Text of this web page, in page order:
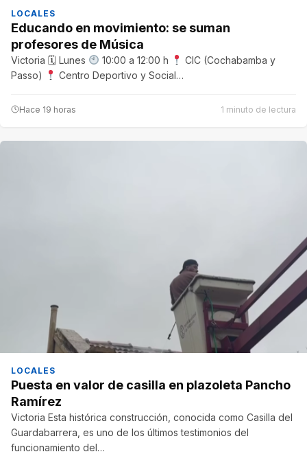
LOCALES
Educando en movimiento: se suman
profesores de Música
Victoria 🗓 Lunes 10:00 a 12:00 h
CIC (Cochabamba y
Passo)
Centro Deportivo y Social…
Hace 19 horas 1 minuto de lectura
LOCALES
Puesta en valor de casilla en plazoleta Pancho
Ramírez
Victoria Esta histórica construcción, conocida como Casilla del
Guardabarrera, es uno de los últimos testimonios del
funcionamiento del…